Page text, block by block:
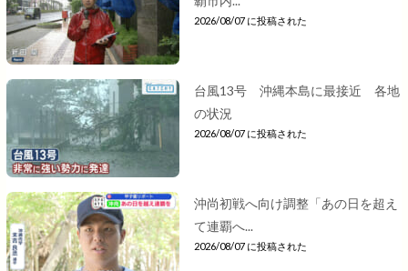
2026/08/07 に投稿された
台風13号 沖縄本島に最接近 各地
の状況
2026/08/07 に投稿された
沖尚初戦へ向け調整「あの日を超え
て連覇へ...
2026/08/07 に投稿された